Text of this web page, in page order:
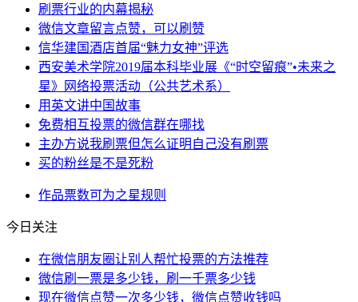
刷票行业的内幕揭秘
微信文章留言点赞，可以刷赞
信华建国酒店首届“魅力女神”评选
西安美术学院2019届本科毕业展《“时空留痕”•未来之
星》网络投票活动（公共艺术系）
用英文讲中国故事
免费相互投票的微信群在哪找
主办方说我刷票但怎么证明自己没有刷票
买的粉丝是不是死粉
作品票数可为之星规则
今日关注
在微信朋友圈让别人帮忙投票的方法推荐
微信刷一票是多少钱，刷一千票多少钱
现在微信点赞一次多少钱，微信点赞收钱吗